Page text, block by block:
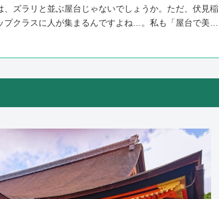
、ズラリと並ぶ屋台じゃないでしょうか。ただ、伏見稲
プクラスに人が集まるんですよね…。私も「屋台で美味